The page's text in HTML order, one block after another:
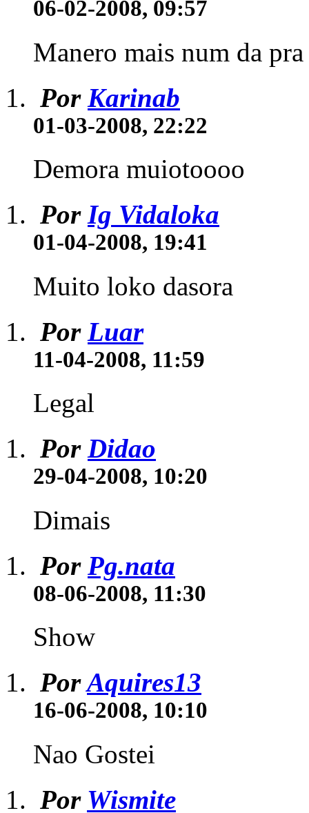
06-02-2008, 09:57
Manero mais num da
Por Karinab
01-03-2008, 22:22
Demora muiotoooo
Por Ig Vidaloka
01-04-2008, 19:41
Muito loko dasora
Por Luar
11-04-2008, 11:59
Legal
Por Didao
29-04-2008, 10:20
Dimais
Por Pg.nata
08-06-2008, 11:30
Show
PorAquires13
16-06-2008, 10:10
Nao Gostei
Por Wismite